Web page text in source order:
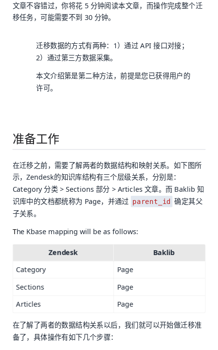
文章不容错过，你将花 5 分钟阅读本文章，而操作完成整个迁
移任务，可能需要不到 30 分钟。
迁移数据的方式有两种：1）通过 API 接口对接；
2）通过第三方数据采集。
本文介绍第是第二种方法，前提是您已获得用户的
许可。
准备工作
在迁移之前，需要了解两者的数据结构和映射关系。如下图所
示，Zendesk的知识库结构有三个层级关系，分别是：
Category 分类 > Sections 部分 > Articles 文章。而 Baklib 知
识库中的文档都统称为 Page，并通过 parent_id 确定其父
子关系。
The Kbase mapping will be as follows:
Zendesk Baklib
Category Page
Sections Page
Articles Page
在了解了两者的数据结构关系以后，我们就可以开始做迁移准
备了，具体操作有如下几个步骤：